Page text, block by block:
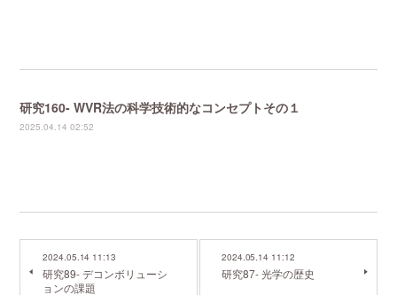
研究160- WVR法の科学技術的なコンセプトその１
2025.04.14 02:52
2024.05.14 11:13
研究89- デコンボリューシ
ョンの課題
2024.05.14 11:12
研究87- 光学の歴史